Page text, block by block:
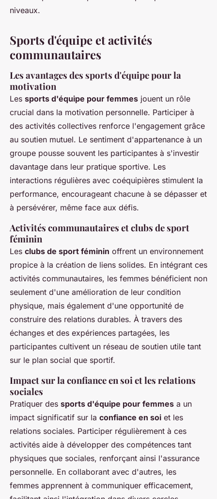
niveaux.
Sports d'équipe et activités
communautaires
Les avantages des sports d'équipe pour la
motivation
Les sports d'équipe pour femmes jouent un rôle
crucial dans la motivation personnelle. Participer à
des activités collectives renforce l'engagement grâce
au soutien mutuel. Le sentiment d'appartenance à un
groupe pousse souvent les participantes à s'investir
davantage dans leur pratique sportive. Les
interactions régulières avec coéquipières stimulent la
performance, encourageant chacune à se dépasser et
à persévérer, même face aux défis.
Activités communautaires et clubs de sport
féminin
Les clubs de sport féminin offrent un environnement
propice à la création de liens solides. En intégrant ces
activités communautaires, les femmes bénéficient non
seulement d'une amélioration de leur condition
physique, mais également d'une opportunité de
construire des relations durables. À travers des
échanges et des expériences partagées, les
participantes cultivent un réseau de soutien utile tant
sur le plan social que sportif.
Impact sur la confiance en soi et les relations
sociales
Pratiquer des sports d'équipe pour femmes a un
impact significatif sur la confiance en soi et les
relations sociales. Participer régulièrement à ces
activités aide à développer des compétences tant
physiques que sociales, renforçant ainsi l'assurance
personnelle. En collaborant avec d'autres, les
femmes apprennent à communiquer efficacement,